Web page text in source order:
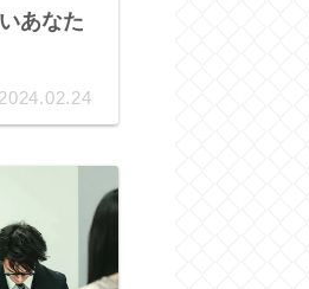
あなた
2024.02.24